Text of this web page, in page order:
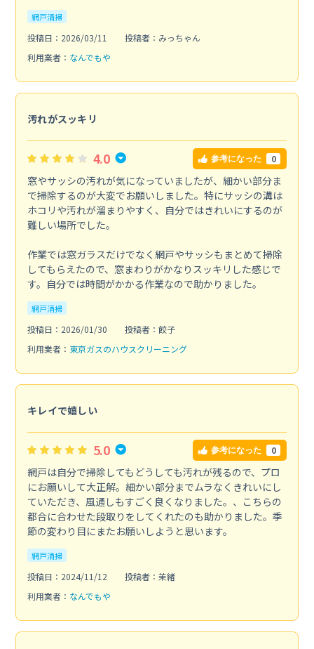
網戸清掃
投稿日：2026/03/11
投稿者：みっちゃん
利用業者： なんでもや
汚れがスッキリ
4.0 参考になった 0
窓やサッシの汚れが気になっていましたが、細かい部分ま
で掃除するのが大変でお願いしました。特にサッシの溝は
ホコリや汚れが溜まりやすく、自分ではきれいにするのが
難しい場所でした。
作業では窓ガラスだけでなく網戸やサッシもまとめて掃除
してもらえたので、窓まわりがかなりスッキリした感じで
す。自分では時間がかかる作業なので助かりました。
網戸清掃
投稿日：2026/01/30
投稿者：餃子
利用業者： 東京ガスのハウスクリーニング
キレイで嬉しい
5.0 参考になった 0
網戸は自分で掃除してもどうしても汚れが残るので、プロ
にお願いして大正解。細かい部分までムラなくきれいにし
ていただき、風通しもすごく良くなりました。、こちらの
都合に合わせた段取りをしてくれたのも助かりました。季
節の変わり目にまたお願いしようと思います。
網戸清掃
投稿日：2024/11/12
投稿者：茉緒
利用業者： なんでもや